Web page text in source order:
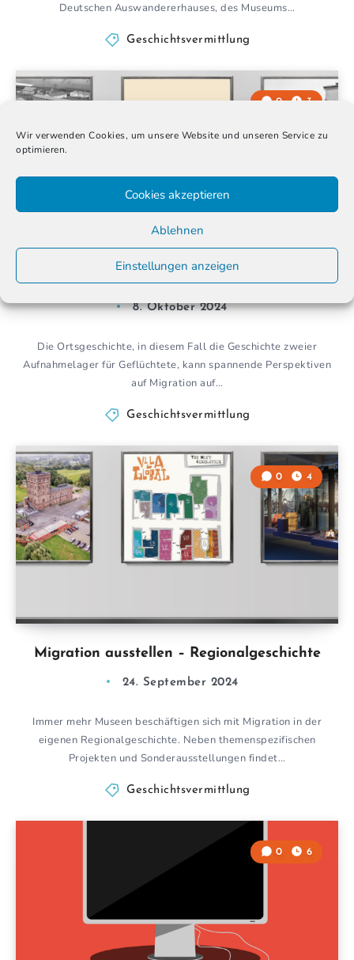
Wir verwenden Cookies, um unsere Website und unseren Service zu
optimieren.
Cookies akzeptieren
Ablehnen
Einstellungen anzeigen
Deutschen Auswandererhauses, des Museums…
Geschichtsvermittlung
0 3
8. Oktober 2024
Die Ortsgeschichte, in diesem Fall die Geschichte zweier
Aufnahmelager für Geflüchtete, kann spannende Perspektiven
auf Migration auf…
Geschichtsvermittlung
Migration ausstellen – Regionalgeschichte
0 4
24. September 2024
Immer mehr Museen beschäftigen sich mit Migration in der
eigenen Regionalgeschichte. Neben themenspezifischen
Projekten und Sonderausstellungen findet…
Geschichtsvermittlung
0 6